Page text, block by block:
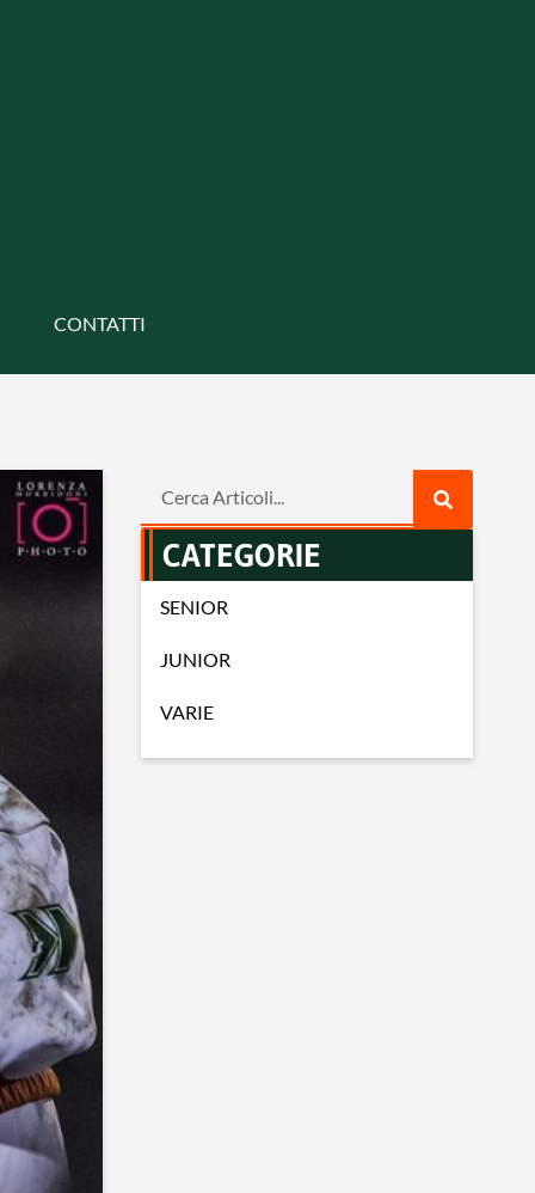
CONTATTI
CATEGORIE
SENIOR
JUNIOR
VARIE